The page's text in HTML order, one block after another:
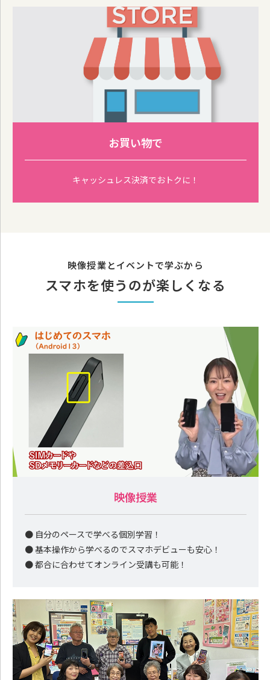
お買い物で
キャッシュレス決済でおトクに！
映像授業とイベントで学ぶから
スマホを使うのが楽しくなる
映像授業
● 自分のペースで学べる個別学習！
● 基本操作から学べるのでスマホデビューも安心！
● 都合に合わせてオンライン受講も可能！